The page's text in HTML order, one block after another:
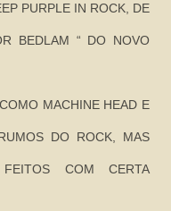
PURPLE IN ROCK, DE
BEDLAM “ DO NOVO
MACHINE HEAD E
DO ROCK, MAS
COM CERTA